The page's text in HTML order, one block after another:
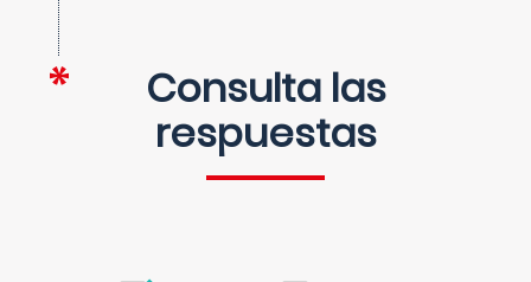
Consulta las
respuestas